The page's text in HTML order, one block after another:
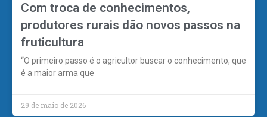
Com troca de conhecimentos,
produtores rurais dão novos passos na
fruticultura
“O primeiro passo é o agricultor buscar o conhecimento, que
é a maior arma que
29 de maio de 2026